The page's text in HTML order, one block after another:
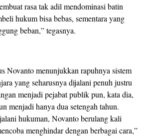
rasa tak adil mendominasi batin
hukum bisa bebas, sementara yang
beban,” tegasnya.
Novanto menunjukkan rapuhnya sistem
yang seharusnya dijalani penuh justru
menjadi pejabat publik pun, kata dia,
menjadi hanya dua setengah tahun.
hukuman, Novanto berulang kali
menghindar dengan berbagai cara,”